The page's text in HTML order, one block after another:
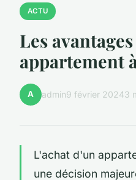
ACTU
Les
appartement
A admin9 février 20243
L'achat d'un
une décision